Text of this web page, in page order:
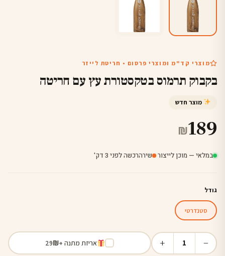
מוצרי קד"מ ומוצרי פרסום • חריטת לייזר
בקבוק תרמוס בטקסטורת עץ עם חריטה
מוצר חדש
₪189
במלאי — מוכן לייצור· שירהרכשה לפני 3 דק'
גודל
סטנדרטי
−
1
+ אריזת מתנה +₪
29